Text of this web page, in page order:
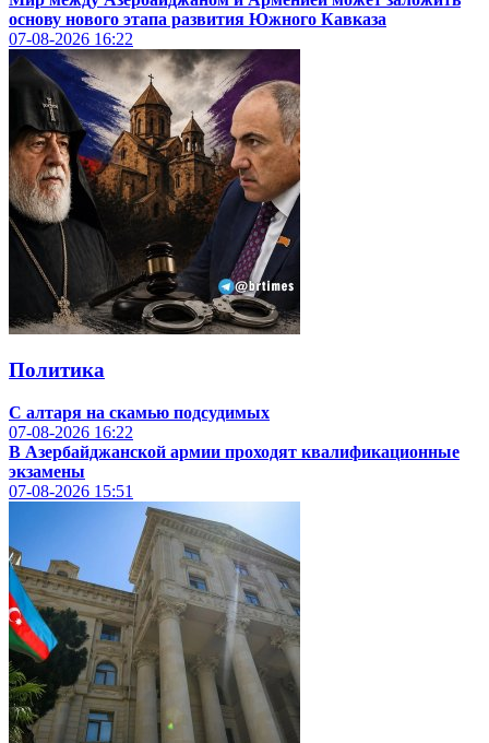
основу нового этапа развития Южного Кавказа
07-08-2026 16:22
Политика
С алтаря на скамью подсудимых
07-08-2026 16:22
В Азербайджанской армии проходят квалификационные
экзамены
07-08-2026 15:51